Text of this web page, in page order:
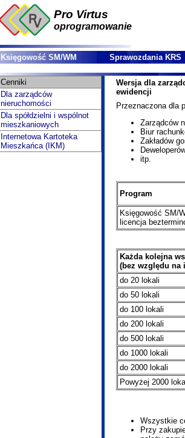
Pro Virtus
oprogramowanie
Księgowość SM/WM Sprawozdania KRS
Cenniki
Dla zarządców
nieruchomości
Dla spółdzielni i wspólnot
mieszkaniowych
Internetowa Kartoteka
Mieszkańca (IKM)
Wersja dla
ewidencji
Przeznaczona dla
Zarządców
Biur
Zakładów
itp.
Program
Księgowość SM/
licencja
Każda kolejna
(bez względu na
do 20 lokali
do 50 lokali
do 100 lokali
do 200 lokali
do 500 lokali
do 1000 lokali
do 2000 lokali
Powyżej 2000
Wszystkie
Przy